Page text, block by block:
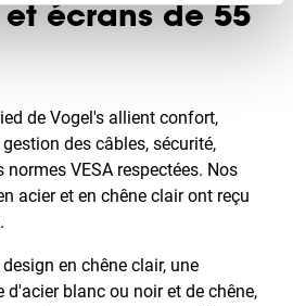
et écrans de 55
de Vogel's allient confort,
des câbles, sécurité,
VESA respectées. Nos
acier et en chêne clair ont reçu
en chêne clair, une
blanc ou noir et de chêne,